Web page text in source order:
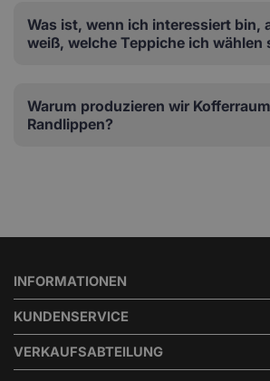
Was ist, wenn ich interessiert bin,
weiß, welche Teppiche ich wählen
Warum produzieren wir
Randlippen?
INFORMATIONEN
KUNDENSERVICE
VERKAUFSABTEILUNG